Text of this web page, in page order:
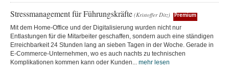
Stressmanagement für Führungskräfte (Kristoffer Ditz) Premium
Mit dem Home-Office und der Digitalisierung wurden nicht nur
Entlastungen für die Mitarbeiter geschaffen, sondern auch eine ständigen
Erreichbarkeit 24 Stunden lang an sieben Tagen in der Woche. Gerade in
E-Commerce-Unternehmen, wo es auch nachts zu technischen
Komplikationen kommen kann oder Kunden... mehr lesen